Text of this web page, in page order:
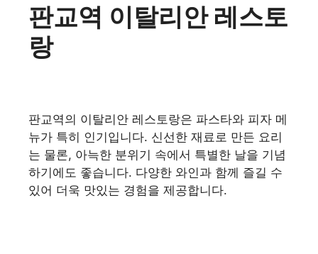
판교역 이탈리안 레스토
랑
판교역의 이탈리안 레스토랑은 파스타와 피자 메
뉴가 특히 인기입니다. 신선한 재료로 만든 요리
는 물론, 아늑한 분위기 속에서 특별한 날을 기념
하기에도 좋습니다. 다양한 와인과 함께 즐길 수
있어 더욱 맛있는 경험을 제공합니다.